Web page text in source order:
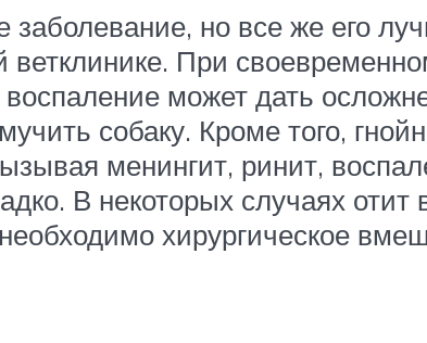
заболевание, но все же его
При
может дать
собаку. Кроме того,
менингит, ринит,
В некоторых случаях
хирургическое